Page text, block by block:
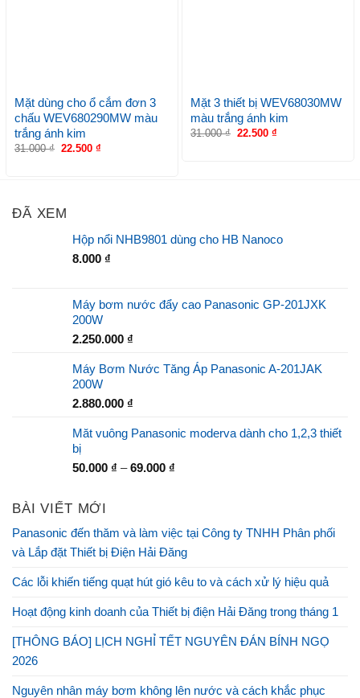
Mặt dùng cho ổ cắm đơn 3
chấu WEV680290MW màu
trắng ánh kim
31.000₫ 22.500 ₫
Mặt 3 thiết bị WEV68030MW
màu trắng ánh kim
31.000₫ 22.500 ₫
ĐÃ XEM
Hộp nổi NHB9801 dùng cho HB Nanoco
8.000 ₫
Máy bơm nước đẩy cao Panasonic GP-201JXK
200W
2.250.000 ₫
Máy Bơm Nước Tăng Áp Panasonic A-201JAK
200W
2.880.000 ₫
Măt vuông Panasonic moderva dành cho 1,2,3 thiết
bị
50.000 ₫ –69.000 ₫
BÀI VIẾT MỚI
Panasonic đến thăm và làm việc tại Công ty TNHH Phân phối
và Lắp đặt Thiết bị Điện Hải Đăng
Các lỗi khiến tiếng quạt hút gió kêu to và cách xử lý hiệu quả
Hoạt động kinh doanh của Thiết bị điện Hải Đăng trong tháng 1
[THÔNG BÁO] LỊCH NGHỈ TẾT NGUYÊN ĐÁN BÍNH NGỌ
2026
Nguyên nhân máy bơm không lên nước và cách khắc phục